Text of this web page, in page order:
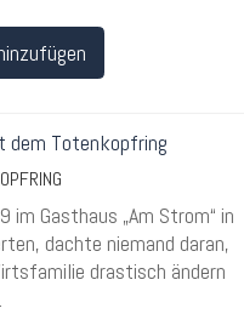
Gasthaus „Am Strom“ in
dachte niemand daran,
drastisch ändern